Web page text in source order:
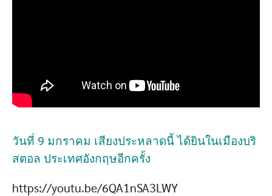
วันที่ 9 มกราคม เสียงประหลาดนี้ ได้ยินในเมืองบริ
สตอล ประเทศอังกฤษอีกครั้ง
https://youtu.be/6QA1nSA3LWY